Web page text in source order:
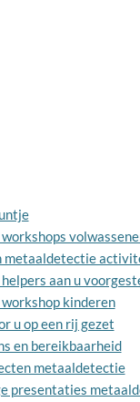
metaaldetectie
aan u
kinderen
u op een rij gezet
en bereikbaarheid
metaaldetectie
presentaties